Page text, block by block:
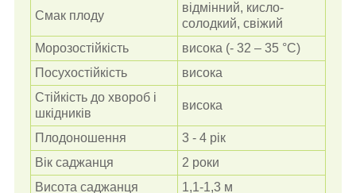
Смак плоду
відмінний, кисло-
солодкий, свіжий
Морозостійкість
висока (- 32 – 35 °C)
Посухостійкість
висока
Стійкість до хвороб і
шкідників
висока
Плодоношення
3 - 4 рік
Вік саджанця
2 роки
Висота саджанця
1,1-1,3 м